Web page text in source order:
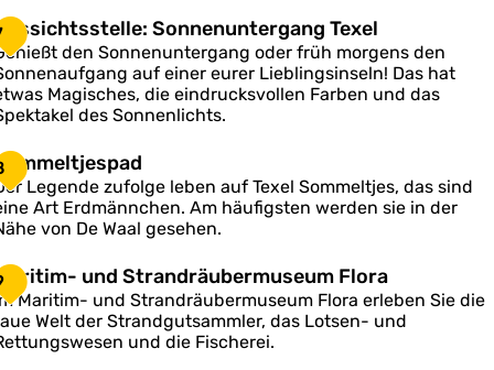
Sonnenuntergang Texel
den Sonnenuntergang oder früh morgens den
auf einer eurer Lieblingsinseln! Das hat
Magisches, die eindrucksvollen Farben und das
des Sonnenlichts.
Legende zufolge leben auf Texel Sommeltjes, das sind
Art Erdmännchen. Am häufigsten werden sie in der
von De Waal gesehen.
und Strandräubermuseum Flora
Maritim- und Strandräubermuseum Flora erleben Sie die
Welt der Strandgutsammler, das Lotsen- und
und die Fischerei.